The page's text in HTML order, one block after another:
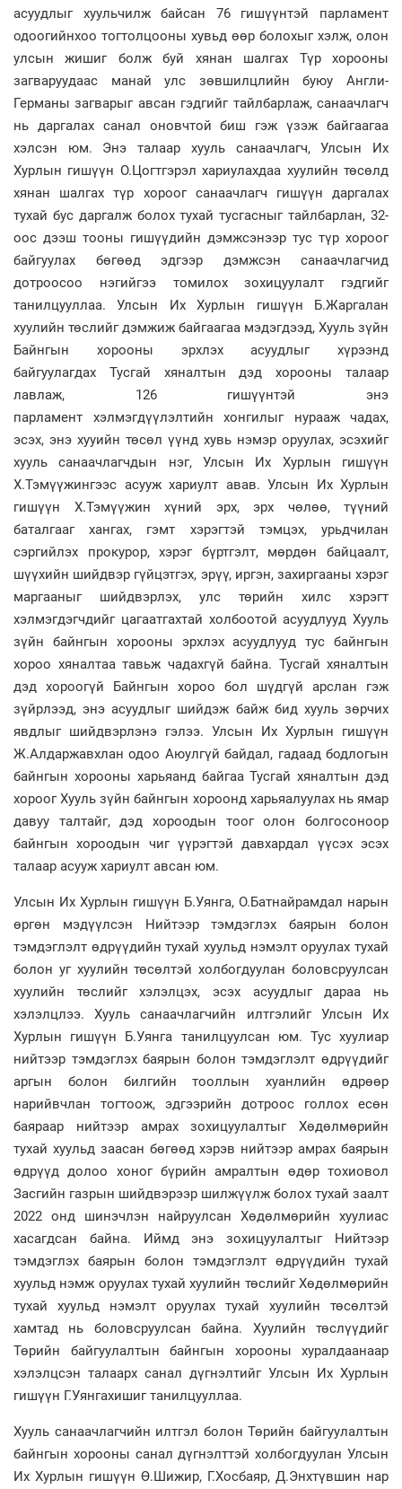
асуудлыг хуульчилж байсан 76 гишүүнтэй парламент
одоогийнхоо тогтолцооны хувьд өөр болохыг хэлж, олон
улсын жишиг болж буй хянан шалгах Түр хорооны
загваруудаас манай улс зөвшилцлийн буюу Англи-
Германы загварыг авсан гэдгийг тайлбарлаж, санаачлагч
нь даргалах санал оновчтой биш гэж үзэж байгаагаа
хэлсэн юм. Энэ талаар хууль санаачлагч, Улсын Их
Хурлын гишүүн О.Цогтгэрэл хариулахдаа хуулийн төсөлд
хянан шалгах түр хороог санаачлагч гишүүн даргалах
тухай бус даргалж болох тухай тусгасныг тайлбарлан, 32-
оос дээш тооны гишүүдийн дэмжсэнээр тус түр хороог
байгуулах бөгөөд эдгээр дэмжсэн санаачлагчид
дотроосоо нэгийгээ томилох зохицуулалт гэдгийг
танилцууллаа. Улсын Их Хурлын гишүүн Б.Жаргалан
хуулийн төслийг дэмжиж байгаагаа мэдэгдээд, Хууль зүйн
Байнгын хорооны эрхлэх асуудлыг хүрээнд
байгуулагдах Тусгай хяналтын дэд хорооны талаар
лавлаж, 126 гишүүнтэй энэ
парламент хэлмэгдүүлэлтийн хонгилыг нурааж чадах,
эсэх, энэ хууийн төсөл үүнд хувь нэмэр оруулах, эсэхийг
хууль санаачлагчдын нэг, Улсын Их Хурлын гишүүн
Х.Тэмүүжингээс асууж хариулт авав. Улсын Их Хурлын
гишүүн Х.Тэмүүжин хүний эрх, эрх чөлөө, түүний
баталгааг хангах, гэмт хэрэгтэй тэмцэх, урьдчилан
сэргийлэх прокурор, хэрэг бүртгэлт, мөрдөн байцаалт,
шүүхийн шийдвэр гүйцэтгэх, эрүү, иргэн, захиргааны хэрэг
маргааныг шийдвэрлэх, улс төрийн хилс хэрэгт
хэлмэгдэгчдийг цагаатгахтай холбоотой асуудлууд Хууль
зүйн байнгын хорооны эрхлэх асуудлууд тус байнгын
хороо хяналтаа тавьж чадахгүй байна. Тусгай хяналтын
дэд хороогүй Байнгын хороо бол шүдгүй арслан гэж
зүйрлээд, энэ асуудлыг шийдэж байж бид хууль зөрчих
явдлыг шийдвэрлэнэ гэлээ. Улсын Их Хурлын гишүүн
Ж.Алдаржавхлан одоо Аюулгүй байдал, гадаад бодлогын
байнгын хорооны харьяанд байгаа Тусгай хяналтын дэд
хороог Хууль зүйн байнгын хороонд харьяалуулах нь ямар
давуу талтайг, дэд хороодын тоог олон болгосоноор
байнгын хороодын чиг үүрэгтэй давхардал үүсэх эсэх
талаар асууж хариулт авсан юм.
Улсын Их Хурлын гишүүн Б.Уянга, О.Батнайрамдал нарын
өргөн мэдүүлсэн Нийтээр тэмдэглэх баярын болон
тэмдэглэлт өдрүүдийн тухай хуульд нэмэлт оруулах тухай
болон уг хуулийн төсөлтэй холбогдуулан боловсруулсан
хуулийн төслийг хэлэлцэх, эсэх асуудлыг дараа нь
хэлэлцлээ. Хууль санаачлагчийн илтгэлийг Улсын Их
Хурлын гишүүн Б.Уянга танилцуулсан юм. Тус хуулиар
нийтээр тэмдэглэх баярын болон тэмдэглэлт өдрүүдийг
аргын болон билгийн тооллын хуанлийн өдрөөр
нарийвчлан тогтоож, эдгээрийн дотроос голлох есөн
баяраар нийтээр амрах зохицуулалтыг Хөдөлмөрийн
тухай хуульд заасан бөгөөд хэрэв нийтээр амрах баярын
өдрүүд долоо хоног бүрийн амралтын өдөр тохиовол
Засгийн газрын шийдвэрээр шилжүүлж болох тухай заалт
2022 онд шинэчлэн найруулсан Хөдөлмөрийн хуулиас
хасагдсан байна. Иймд энэ зохицуулалтыг Нийтээр
тэмдэглэх баярын болон тэмдэглэлт өдрүүдийн тухай
хуульд нэмж оруулах тухай хуулийн төслийг Хөдөлмөрийн
тухай хуульд нэмэлт оруулах тухай хуулийн төсөлтэй
хамтад нь боловсруулсан байна. Хуулийн төслүүдийг
Төрийн байгуулалтын байнгын хорооны хуралдаанаар
хэлэлцсэн талаарх санал дүгнэлтийг Улсын Их Хурлын
гишүүн Г.Уянгахишиг танилцууллаа.
Хууль санаачлагчийн илтгэл болон Төрийн байгуулалтын
байнгын хорооны санал дүгнэлттэй холбогдуулан Улсын
Их Хурлын гишүүн Ө.Шижир, Г.Хосбаяр, Д.Энхтүвшин нар